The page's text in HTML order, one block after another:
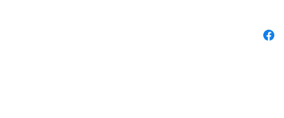
Additives